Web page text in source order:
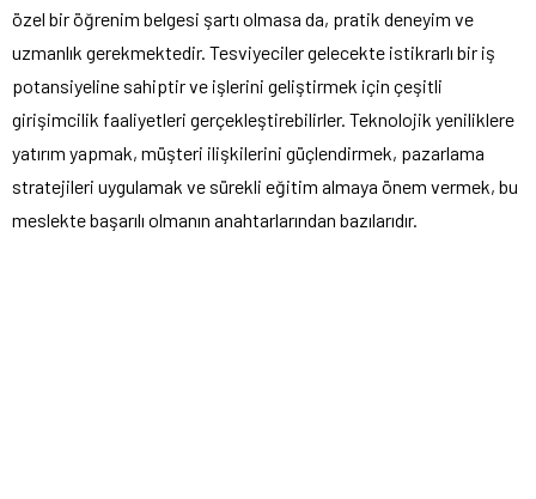
özel bir öğrenim belgesi şartı olmasa da, pratik deneyim ve
uzmanlık gerekmektedir. Tesviyeciler gelecekte istikrarlı bir iş
potansiyeline sahiptir ve işlerini geliştirmek için çeşitli
girişimcilik faaliyetleri gerçekleştirebilirler. Teknolojik yeniliklere
yatırım yapmak, müşteri ilişkilerini güçlendirmek, pazarlama
stratejileri uygulamak ve sürekli eğitim almaya önem vermek, bu
meslekte başarılı olmanın anahtarlarından bazılarıdır.